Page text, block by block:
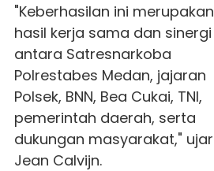
"Keberhasilan ini merupakan
hasil kerja sama dan sinergi
antara Satresnarkoba
Polrestabes Medan, jajaran
Polsek, BNN, Bea Cukai, TNI,
pemerintah daerah, serta
dukungan masyarakat," ujar
Jean Calvijn.